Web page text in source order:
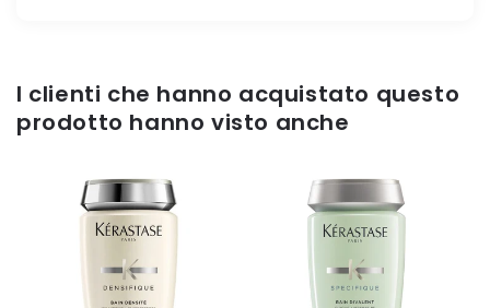
I clienti che hanno acquistato questo
prodotto hanno visto anche